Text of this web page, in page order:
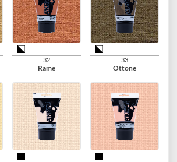
26
Bruno Van Dyck
27
Nero
29
Platino
30
Oro chiaro